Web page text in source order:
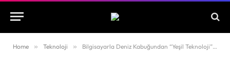
Home » Teknoloji » Bilgisayarla Deniz Kabuğundan “Yeşil Teknoloji” Geliştirdiler